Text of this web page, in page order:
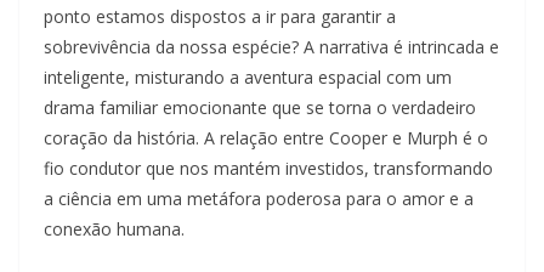
ponto estamos dispostos a ir para garantir a
sobrevivência da nossa espécie? A narrativa é intrincada e
inteligente, misturando a aventura espacial com um
drama familiar emocionante que se torna o verdadeiro
coração da história. A relação entre Cooper e Murph é o
fio condutor que nos mantém investidos, transformando
a ciência em uma metáfora poderosa para o amor e a
conexão humana.